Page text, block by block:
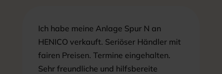
Ich habe meine Anlage Spur N an
HENICO verkauft. Seriöser Händler mit
fairen Preisen. Termine eingehalten.
Sehr freundliche und hilfsbereite